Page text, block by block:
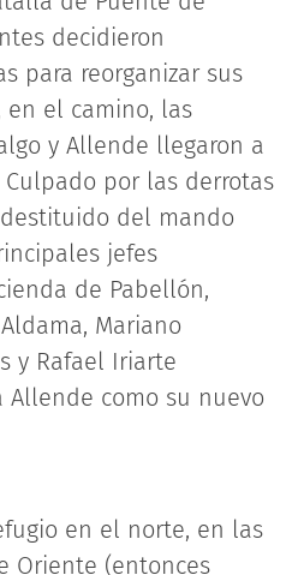
decidieron
para reorganizar sus
en el camino, las
y Allende llegaron a
por las derrotas
del mando
jefes
de Pabellón,
Mariano
y Rafael Iriarte
como su nuevo
en el norte, en las
Oriente (entonces